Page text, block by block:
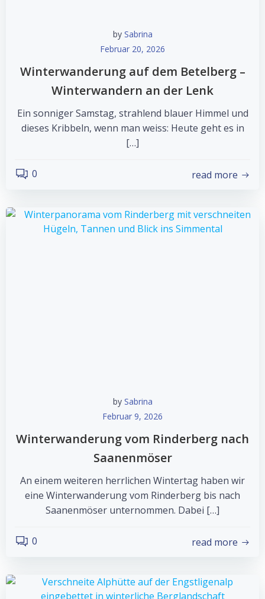
by Sabrina
Februar 20, 2026
Winterwanderung auf dem Betelberg –
Winterwandern an der Lenk
Ein sonniger Samstag, strahlend blauer Himmel und
dieses Kribbeln, wenn man weiss: Heute geht es in
[…]
0 read more
by Sabrina
Februar 9, 2026
Winterwanderung vom Rinderberg nach
Saanenmöser
An einem weiteren herrlichen Wintertag haben wir
eine Winterwanderung vom Rinderberg bis nach
Saanenmöser unternommen. Dabei […]
0 read more